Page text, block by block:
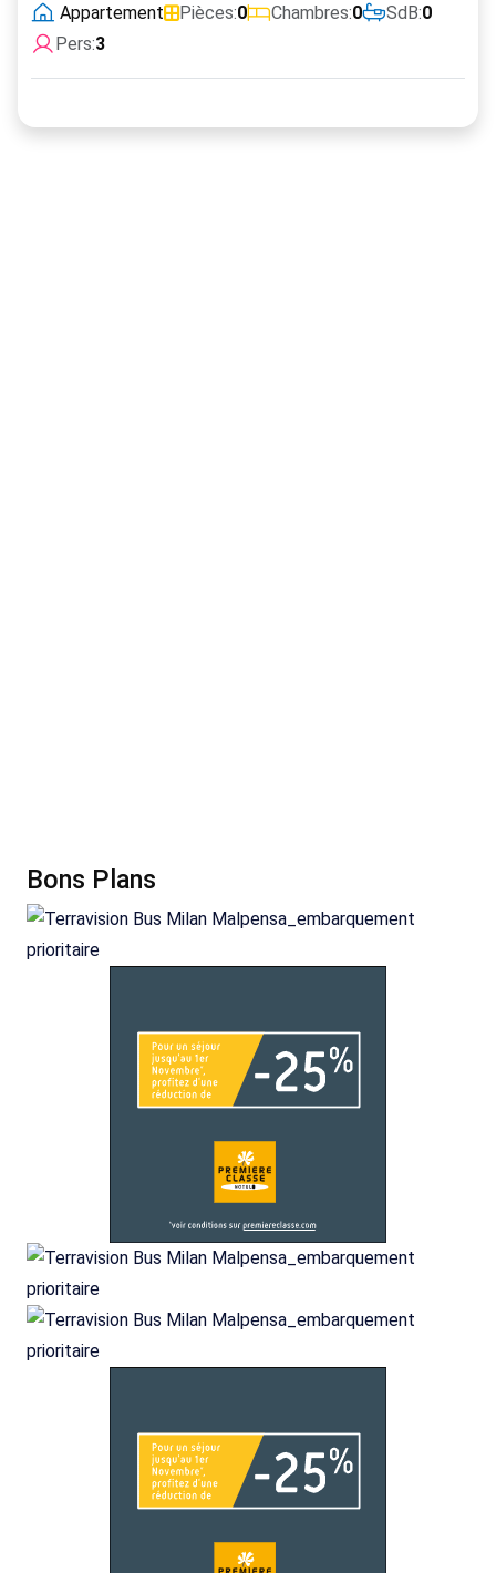
Appartement Pièces:0 Chambres:0 SdB:0
Pers:3
Bons Plans